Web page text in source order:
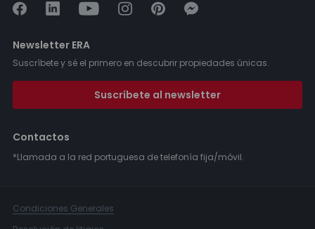
Newsletter ERA
Suscríbete y sé el primero en descubrir propiedades únicas.
Suscríbete al newsletter
Contactos
*Llamada a la red portuguesa de telefonía fija/móvil.
Condiciones Generales